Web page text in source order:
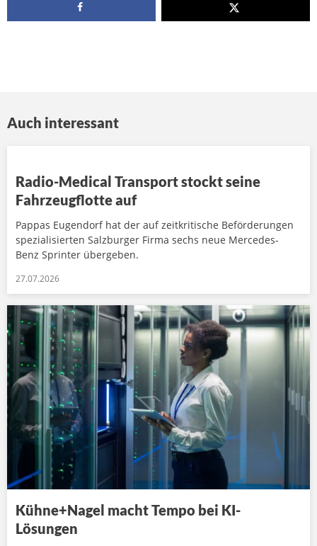
Auch interessant
Radio-Medical Transport stockt seine
Fahrzeugflotte auf
Pappas Eugendorf hat der auf zeitkritische Beförderungen
spezialisierten Salzburger Firma sechs neue Mercedes-
Benz Sprinter übergeben.
27.07.2026
Kühne+Nagel macht Tempo bei KI-
Lösungen